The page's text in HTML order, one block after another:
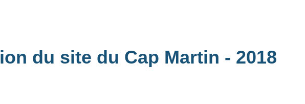
du site du Cap Martin - 2018